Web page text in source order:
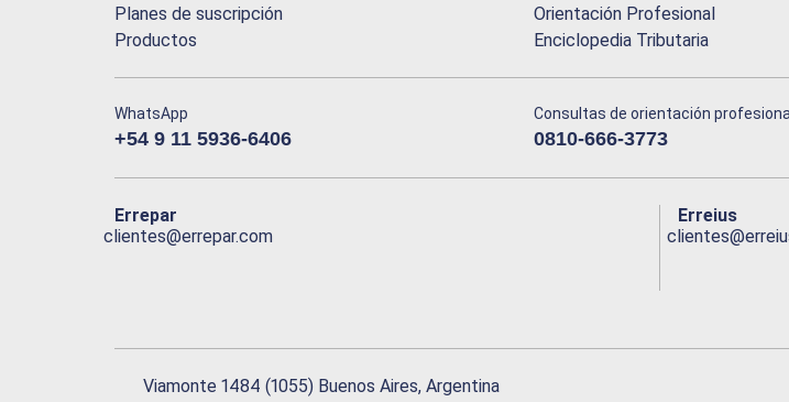
Planes de suscripción
Productos
Orientación Profesional
Enciclopedia Tributaria
WhatsApp
+54 9 11 5936-6406
Consultas de orientación profesional
0810-666-3773
Errepar
clientes@errepar.com
Erreius
Viamonte 1484 (1055) Buenos Aires, Argentina